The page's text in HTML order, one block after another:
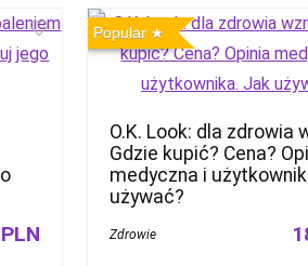
Popular
O.K. Look: dla zdrowia
Gdzie kupić? Cena?
medyczna i
używać?
Zdrowie